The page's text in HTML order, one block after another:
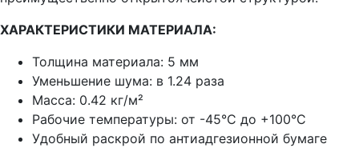
ХАРАКТЕРИСТИКИ МАТЕРИАЛА:
Толщина материала: 5 мм
Уменьшение шума: в 1.24 раза
Масса: 0.42 кг/м²
Рабочие температуры: от -45°С до +100°С
Удобный раскрой по антиадгезионной бумаге